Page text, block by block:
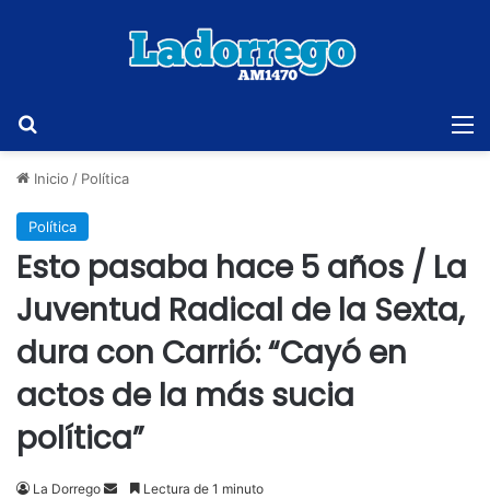
Inicio / Política
Política
Esto pasaba hace 5 años / La
Juventud Radical de la Sexta,
dura con Carrió: “Cayó en
actos de la más sucia
política”
La Dorrego
SendLectura de 1 minuto